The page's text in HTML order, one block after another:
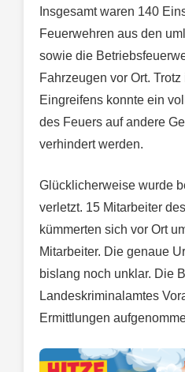
Insgesamt waren 140
Feuerwehren aus den
sowie die
Fahrzeugen vor Ort.
Eingreifens konnte ein
des Feuers auf andere
verhindert werden.
Glücklicherweise wurde
verletzt. 15 Mitarbeiter
kümmerten sich vor Ort
Mitarbeiter. Die genaue
bislang noch unklar. Die
Landeskriminalamtes
Ermittlungen